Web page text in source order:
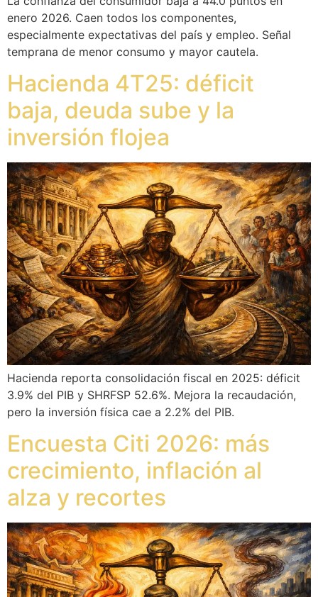
enero 2026. Caen todos los componentes,
especialmente expectativas del país y empleo. Señal
temprana de menor consumo y mayor cautela.
Hacienda 4T25: déficit
baja, deuda sube y la
inversión flojea
Hacienda reporta consolidación fiscal en 2025: déficit
3.9% del PIB y SHRFSP 52.6%. Mejora la recaudación,
pero la inversión física cae a 2.2% del PIB.
Encuesta Citi 2026: más
crecimiento, inflación al
alza y recortes